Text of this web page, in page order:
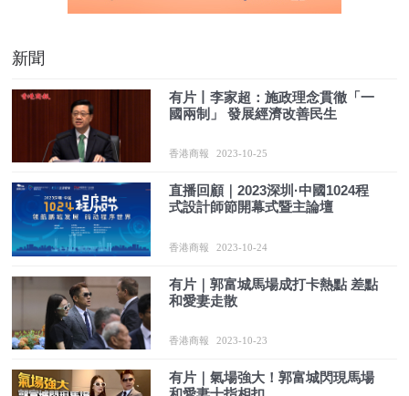
新聞
有片丨李家超：施政理念貫徹「一
國兩制」 發展經濟改善民生
香港商報 2023-10-25
直播回顧｜2023深圳·中國1024程
式設計師節開幕式暨主論壇
香港商報 2023-10-24
有片｜郭富城馬場成打卡熱點 差點
和愛妻走散
香港商報 2023-10-23
有片｜氣場強大！郭富城閃現馬場